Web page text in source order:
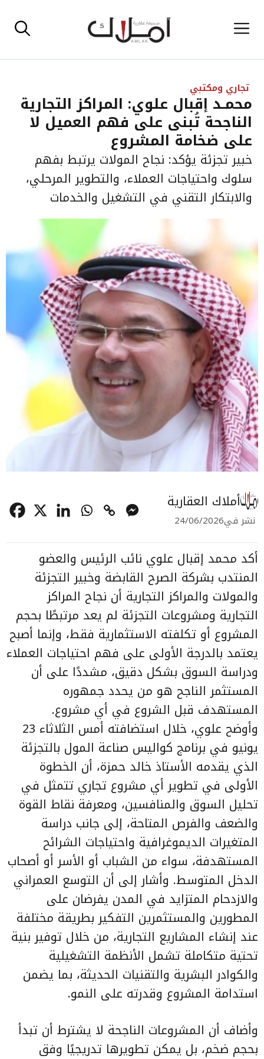
إلى القائمة
تجاري ومكتبي
محمـد إقبال علوي: المراكز التجارية
الناجحة تُبنى على فهم العميل لا
على ضخامة المشروع
خبير تجزئة يؤكد: نجاح المولات يرتبط بفهم
سلوك واحتياجات العملاء، والتطوير المرحلي،
والابتكار التقني في التشغيل والخدمات
أملاك العقارية
نشر في24/06/2026
أكد محمد إقبال علوي نائب الرئيس والعضو
المنتدب بشركة الصرح القابضة وخبير التجزئة
والمولات والمراكز التجارية أن نجاح المراكز
التجارية ومشروعات التجزئة لم يعد مرتبطًا بحجم
المشروع أو تكلفته الاستثمارية فقط، وإنما أصبح
يعتمد بالدرجة الأولى على فهم احتياجات العملاء
ودراسة السوق بشكل دقيق، مشددًا على أن
المستثمر الناجح هو من يحدد جمهوره
المستهدف قبل الشروع في أي مشروع.
وأوضح علوي، خلال استضافته أمس الثلاثاء 23
يونيو في برنامج كواليس صناعة المول بالتجزئة
الذي يقدمه الأستاذ خالد حمزة، أن الخطوة
الأولى في تطوير أي مشروع تجاري تتمثل في
تحليل السوق والمنافسين، ومعرفة نقاط القوة
والضعف والفرص المتاحة، إلى جانب دراسة
المتغيرات الديموغرافية واحتياجات الشرائح
المستهدفة، سواء من الشباب أو الأسر أو أصحاب
الدخل المتوسط. وأشار إلى أن التوسع العمراني
والازدحام المتزايد في المدن يفرضان على
المطورين والمستثمرين التفكير بطريقة مختلفة
عند إنشاء المشاريع التجارية، من خلال توفير بنية
تحتية متكاملة تشمل الأنظمة التشغيلية
والكوادر البشرية والتقنيات الحديثة، بما يضمن
استدامة المشروع وقدرته على النمو.
وأضاف أن المشروعات الناجحة لا يشترط أن تبدأ
بحجم ضخم، بل يمكن تطويرها تدريجيًا وفق